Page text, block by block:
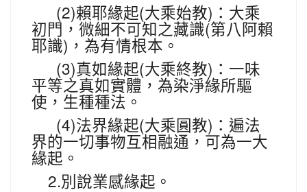
(2)賴耶緣起(大乘始教) ：大乘
初門，微細不可知之藏識(第八阿賴
耶識) ，為有情根本。
(3)真如緣起(大乘終教) ：一味
平等之真如實體，為染淨緣所驅
使，生種種法。
(4)法界緣起(大乘圓教) ：遍法
界的一切事物互相融通，可為一大
緣起。
2.別說業感緣起。